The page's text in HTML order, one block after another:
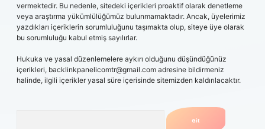
vermektedir. Bu nedenle, sitedeki içerikleri proaktif olarak denetleme
veya araştırma yükümlülüğümüz bulunmamaktadır. Ancak, üyelerimiz
yazdıkları içeriklerin sorumluluğunu taşımakta olup, siteye üye olarak
bu sorumluluğu kabul etmiş sayılırlar.
Hukuka ve yasal düzenlemelere aykırı olduğunu düşündüğünüz
içerikleri, backlinkpanelicomtr@gmail.com adresine bildirmeniz
halinde, ilgili içerikler yasal süre içerisinde sitemizden kaldırılacaktır.